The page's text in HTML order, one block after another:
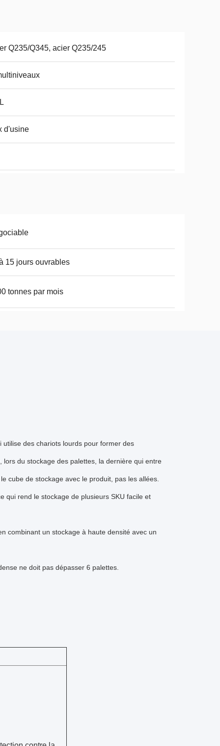
Q235/Q345, acier Q235/245
d'usine
15 jours ouvrables
tonnes par mois
des chariots lourds pour former des
du stockage des palettes, la dernière qui entre
cube de stockage avec le produit, pas les allées.
qui rend le stockage de plusieurs SKU facile et
combinant un stockage à haute densité avec un
ne doit pas dépasser 6 palettes.